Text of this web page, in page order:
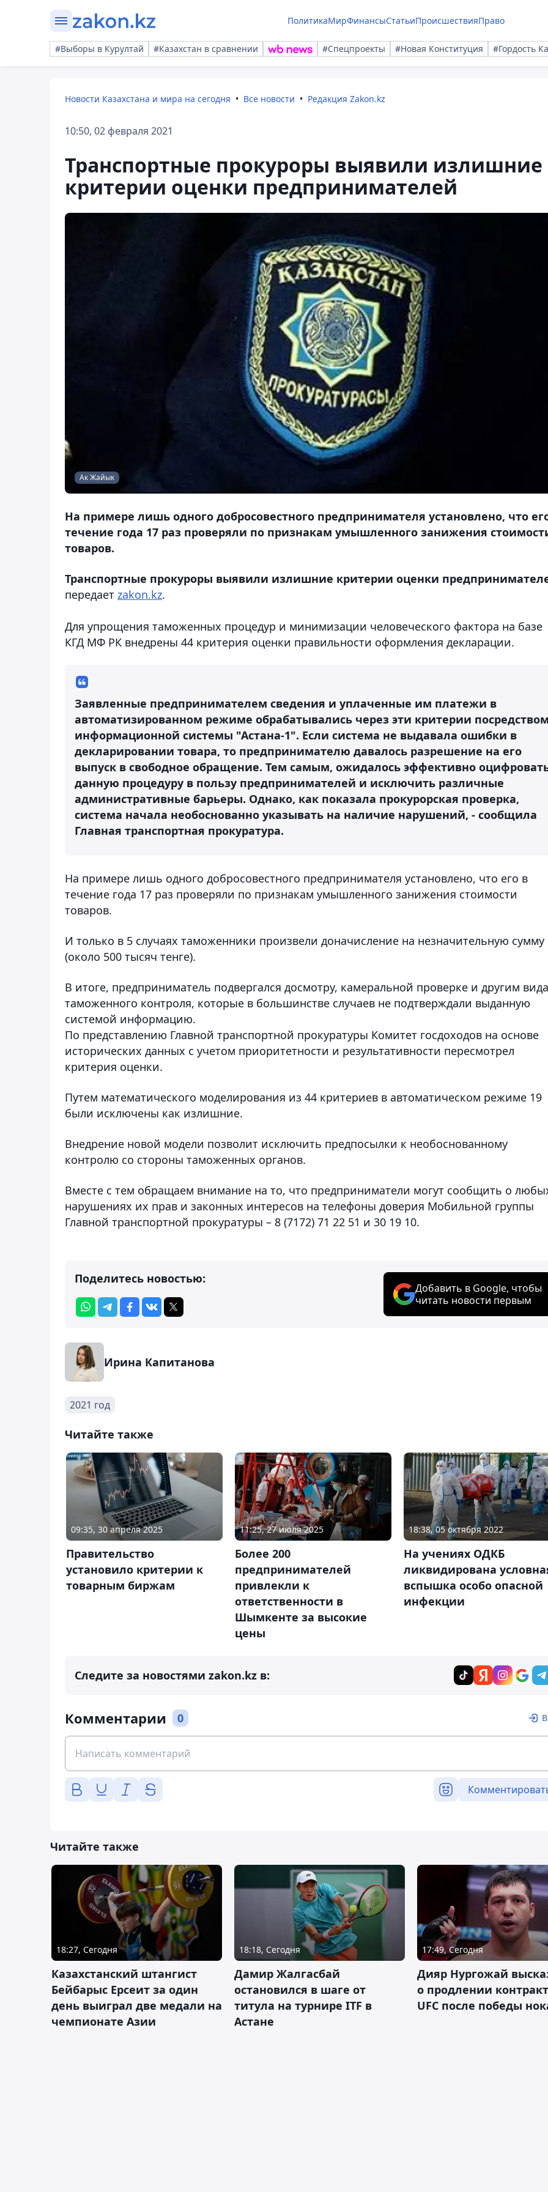
ПолитикаМирФинансыСтатьиПроисшествияПраво
#Выборы в Курултай #Казахстан в сравнении #Спецпроекты #Новая Конституция #Гордость
Новости Казахстана и мира на сегодня Все новости Редакция Zakon.kz
10:50, 02 февраля 2021
Транспортные прокуроры выявили излишние
критерии оценки предпринимателей
Ак Жайык
На примере лишь одного добросовестного предпринимателя установлено, что
течение года 17 раз проверяли по признакам умышленного занижения
товаров.
Транспортные прокуроры выявили излишние критерии оценки
передает zakon.kz.
Для упрощения таможенных процедур и минимизации человеческого фактора на базе
КГД МФ РК внедрены 44 критерия оценки правильности оформления декларации.
Заявленные предпринимателем сведения и уплаченные им платежи в
автоматизированном режиме обрабатывались через эти критерии
информационной системы "Астана-1". Если система не выдавала ошибки в
декларировании товара, то предпринимателю давалось разрешение на его
выпуск в свободное обращение. Тем самым, ожидалось эффективно
данную процедуру в пользу предпринимателей и исключить различные
административные барьеры. Однако, как показала прокурорская проверка,
система начала необоснованно указывать на наличие нарушений, - сообщила
Главная транспортная прокуратура.
На примере лишь одного добросовестного предпринимателя установлено, что его в
течение года 17 раз проверяли по признакам умышленного занижения стоимости
товаров.
И только в 5 случаях таможенники произвели доначисление на незначительную сумму
(около 500 тысяч тенге).
В итоге, предприниматель подвергался досмотру, камеральной проверке и другим
таможенного контроля, которые в большинстве случаев не подтверждали выданную
системой информацию.
По представлению Главной транспортной прокуратуры Комитет госдоходов на основе
исторических данных с учетом приоритетности и результативности пересмотрел
критерия оценки.
Путем математического моделирования из 44 критериев в автоматическом режиме 19
были исключены как излишние.
Внедрение новой модели позволит исключить предпосылки к необоснованному
контролю со стороны таможенных органов.
Вместе с тем обращаем внимание на то, что предприниматели могут сообщить о
нарушениях их прав и законных интересов на телефоны доверия Мобильной группы
Главной транспортной прокуратуры – 8 (7172) 71 22 51 и 30 19 10.
Поделитесь новостью:
Добавить в Google, чтобы
читать новости первым
Ирина Капитанова
2021 год
Читайте также
09:35, 30 апреля 2025
Правительство
установило критерии к
товарным биржам
11:25, 27 июля 2025
Более 200
предпринимателей
привлекли к
ответственности в
Шымкенте за высокие
цены
18:38, 05 октября 2022
На учениях ОДКБ
ликвидирована
вспышка особо опасной
инфекции
Следите за новостями zakon.kz в:
Комментарии 0
Читайте также
18:27, Сегодня
Казахстанский штангист
Бейбарыс Ерсеит за один
день выиграл две медали на
чемпионате Азии
18:18, Сегодня
Дамир Жалгасбай
остановился в шаге от
титула на турнире ITF в
Астане
17:49, Сегодня
Дияр Нургожай
о продлении
UFC после победы